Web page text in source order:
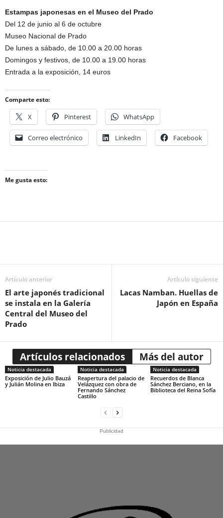
Estampas japonesas en el Museo del Prado
Del 12 de junio al 6 de octubre
Museo Nacional de Prado
De lunes a sábado, de 10.00 a 20.00 horas
Domingos y festivos, de 10.00 a 19.00 horas
Entrada a la exposición, 14 euros
Comparte esto:
X Pinterest WhatsApp
Correo electrónico LinkedIn Facebook
Me gusta esto:
Artículo anterior
El arte japonés tradicional
se instala en la Galería
Central del Museo del
Prado
Artículo siguiente
Lacas Namban. Huellas de
Japón en España
Artículos relacionados Más del autor
Noticia destacada
Exposición de Julio Bauzá
y Julián Molina en Ibiza
Noticia destacada
Reapertura del palacio de
Velázquez con obra de
Fernando Sánchez
Castillo
Noticia destacada
Recuerdos de Blanca
Sánchez Berciano, en la
Biblioteca del Reina Sofía
Publicidad